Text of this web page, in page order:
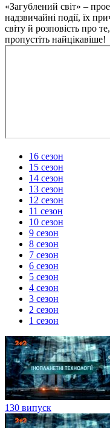
«Загублений світ» –
надзвичайні події, їх
світу й розповість про
пропустіть найцікавіше!
16 сезон
15 сезон
14 сезон
13 сезон
12 сезон
11 сезон
10 сезон
9 сезон
8 сезон
7 сезон
6 сезон
5 сезон
4 сезон
3 сезон
2 сезон
1 сезон
130 випуск